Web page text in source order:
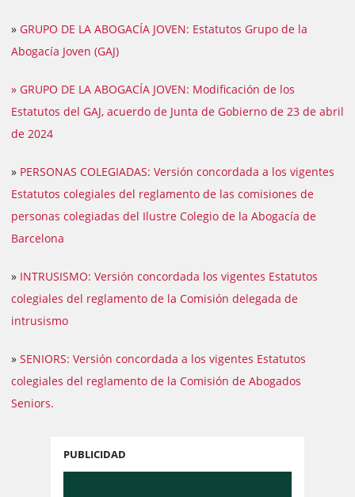
» GRUPO DE LA ABOGACÍA JOVEN: Estatutos Grupo de la
Abogacía Joven (GAJ)
» GRUPO DE LA ABOGACÍA JOVEN: Modificación de los
Estatutos del GAJ, acuerdo de Junta de Gobierno de 23 de abril
de 2024
» PERSONAS COLEGIADAS: Versión concordada a los vigentes
Estatutos colegiales del reglamento de las comisiones de
personas colegiadas del Ilustre Colegio de la Abogacía de
Barcelona
» INTRUSISMO: Versión concordada los vigentes Estatutos
colegiales del reglamento de la Comisión delegada de
intrusismo
» SENIORS: Versión concordada a los vigentes Estatutos
colegiales del reglamento de la Comisión de Abogados
Seniors.
PUBLICIDAD